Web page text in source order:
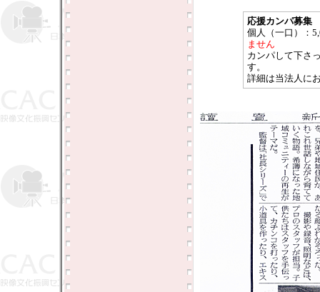
応援カンパ募集
個人（一口）：
ません
カンパして下さ
す。
詳細は当法人に